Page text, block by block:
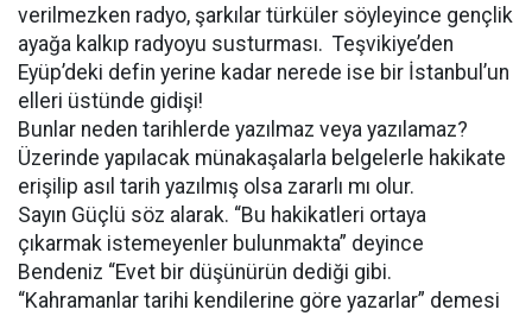
verilmezken radyo, şarkılar türküler söyleyince gençlik
ayağa kalkıp radyoyu susturması. Teşvikiye’den
Eyüp’deki defin yerine kadar nerede ise bir İstanbul’un
elleri üstünde gidişi!
Bunlar neden tarihlerde yazılmaz veya yazılamaz?
Üzerinde yapılacak münakaşalarla belgelerle hakikate
erişilip asıl tarih yazılmış olsa zararlı mı olur.
Sayın Güçlü söz alarak. “Bu hakikatleri ortaya
çıkarmak istemeyenler bulunmakta” deyince
Bendeniz “Evet bir düşünürün dediği gibi.
“Kahramanlar tarihi kendilerine göre yazarlar” demesi